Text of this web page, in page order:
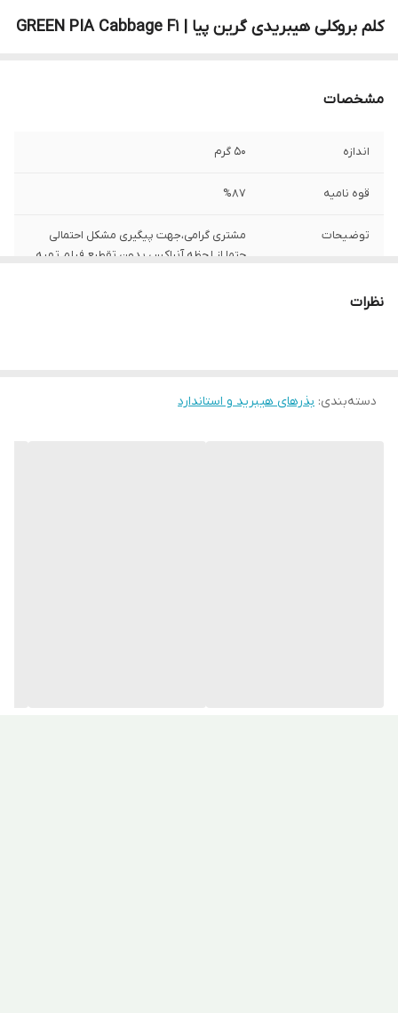
کلم بروکلی هیبریدی گرین پیا | GREEN PIA Cabbage F1
مشخصات
اندازه 50 گرم
قوه نامیه %87
توضیحات
مشتری گرامی،جهت پیگیری مشکل احتمالی
حتما از لحظه آنباکس بدون تقطیع فیلم تهیه
نظرات
دسته‌بندی: بذرهای هیبرید و استاندارد